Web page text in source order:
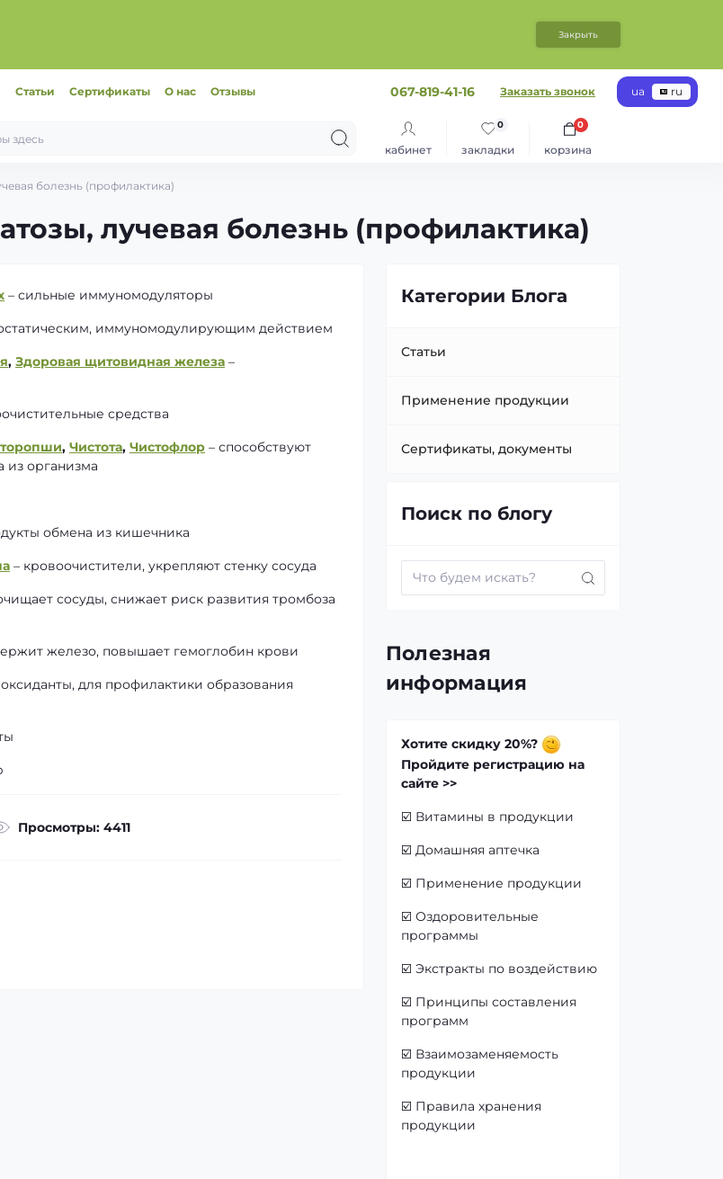
Закрыть
Статьи Сертификаты О нас Отзывы 067-819-41-16 Заказать звонок ua ru
кабинет закладки
0
корзина
0
болезнь (профилактика)
лучевая болезнь (профилактика)
– сильные иммуномодуляторы
иммуномодулирующим действием
, Здоровая щитовидная железа –
средства
, Чистота, Чистофлор – способствуют
из организма
обмена из кишечника
– кровоочистители, укрепляют стенку сосуда
сосуды, снижает риск развития тромбоза
железо, повышает гемоглобин крови
для профилактики образования
Просмотры: 4411
Категории Блога
Статьи
Применение продукции
Сертификаты, документы
Поиск по блогу
Полезная
информация
Хотите скидку 20%?
Пройдите регистрацию на
сайте >>
☑️ Витамины в продукции
☑️ Домашняя аптечка
☑️ Применение продукции
☑️ Оздоровительные
программы
☑️ Экстракты по воздействию
☑️ Принципы составления
программ
☑️ Взаимозаменяемость
продукции
☑️ Правила хранения
продукции